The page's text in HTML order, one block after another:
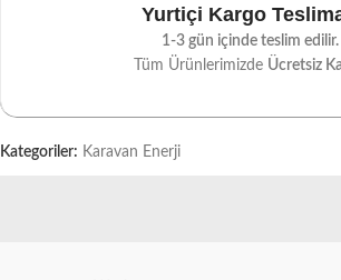
Yurtiçi Kargo
1-3 gün içinde teslim edilir.
Tüm Ürünlerimizde Ücretsiz
Kategoriler: Karavan Enerji